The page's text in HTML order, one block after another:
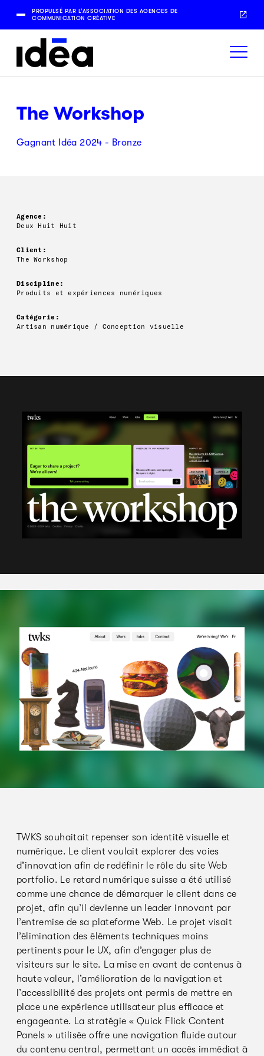
PROPULSÉ PAR L’ASSOCIATION DES AGENCES DE
COMMUNICATION CRÉATIVE
The Workshop
Gagnant Idéa 2024 - Bronze
Agence:
Deux Huit Huit
Client:
The Workshop
Discipline:
Produits et expériences numériques
Catégorie:
Artisan numérique / Conception visuelle
TWKS souhaitait repenser son identité visuelle et
numérique. Le client voulait explorer des voies
d’innovation afin de redéfinir le rôle du site Web
portfolio. Le retard numérique suisse a été utilisé
comme une chance de démarquer le client dans ce
projet, afin qu’il devienne un leader innovant par
l’entremise de sa plateforme Web. Le projet visait
l’élimination des éléments techniques moins
pertinents pour le UX, afin d’engager plus de
visiteurs sur le site. La mise en avant de contenus à
haute valeur, l’amélioration de la navigation et
l’accessibilité des projets ont permis de mettre en
place une expérience utilisateur plus efficace et
engageante. La stratégie « Quick Flick Content
Panels » utilisée offre une navigation fluide autour
du contenu central, permettant un accès immédiat à